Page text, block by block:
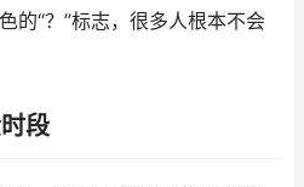
的“？”标志，很多人根本不会
段